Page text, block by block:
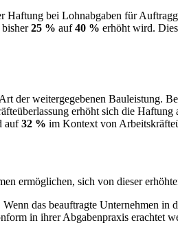
Haftung bei Lohnabgaben für
25 % auf40 % erhöht wird.
der weitergegebenen Bauleistung.
erhöht sich die Haftung
auf32 % im Kontext von
ermöglichen, sich von dieser
Wenn das beauftragte Unternehmen in
in ihrer Abgabenpraxis erachtet